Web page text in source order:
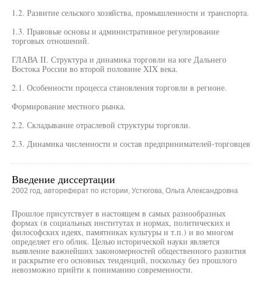
1.2. Развитие сельского хозяйства, промышленности и транспорта.
1.3. Правовые основы и административное регулирование
торговых отношений.
ГЛАВА II. Структура и динамика торговли на юге Дальнего
Востока России во второй половине XIX века.
2.1. Особенности процесса становления торговли в регионе.
Формирование местного рынка.
2.2. Складывание отраслевой структуры торговли.
2.3. Динамика численности и состав предпринимателей-торговцев
Введение диссертации
2002 год, автореферат по истории, Устюгова, Ольга Александровна
Прошлое присутствует в настоящем в самых разнообразных
формах (в социальных институтах и нормах, политических и
философских идеях, памятниках культуры и т.п.) и во многом
определяет его облик. Целью исторической науки является
выявление важнейших закономерностей общественного развития
и раскрытие его основных тенденций, поскольку без прошлого
невозможно прийти к пониманию современности.